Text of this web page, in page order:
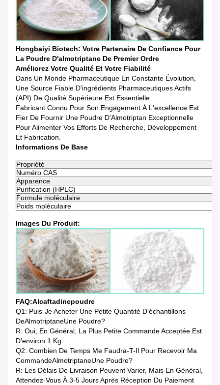
Hongbaiyi Biotech: Votre Partenaire De Confiance Pour
La Poudre D'almotriptane De Premier Ordre
Améliorez Votre Qualité Et Votre Fiabilité
Dans Un Monde Pharmaceutique En Constante Évolution,
Une Source Fiable D'ingrédients Pharmaceutiques Actifs
(API) De Qualité Supérieure Est Essentielle.
Fabricant Connu Pour Son Engagement À L'excellence Est
Fier De Fournir Une Poudre D'Almotriptan Exceptionnelle
Pour Alimenter Vos Efforts De Recherche, Développement
Et Fabrication.
Informations De Base
Propriété
Numéro CAS
Apparence
Purification (HPLC)
Formule moléculaire
Poids moléculaire
Images Du Produit:
FAQ:AlcaftadinePoudre
Q1: Puis-Je Acheter Une Petite Quantité D'échantillons
DeAlmotriptaneUne Poudre?
R: Oui, En Général, La Plus Petite Commande Acceptée Est
D'environ 1 Kg.
Q2: Combien De Temps Me Faudra-T-Il Pour Recevoir Ma
CommandeAlmotriptaneUne Poudre?
R: Les Délais De Livraison Peuvent Varier, Mais En Général,
Attendez-Vous À 3-5 Jours Après Réception Du Paiement